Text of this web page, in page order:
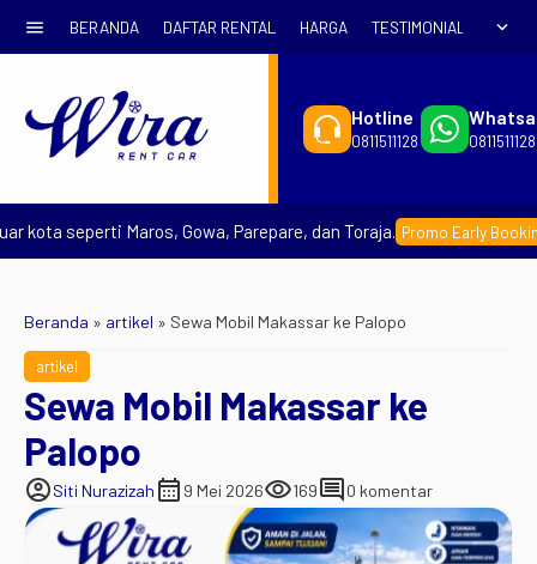
menu BERANDA DAFTAR RENTAL HARGA TESTIMONIAL expand_more
Hotline
0811511128 0811511128
seperti Maros, Gowa, Parepare, dan Toraja. Promo Early Booking –
Beranda » artikel » Sewa Mobil Makassar ke Palopo
artikel
Sewa Mobil Makassar ke
Palopo
account_circleSiti Nurazizah calendar_month 9 Mei 2026visibility169comment0 komentar